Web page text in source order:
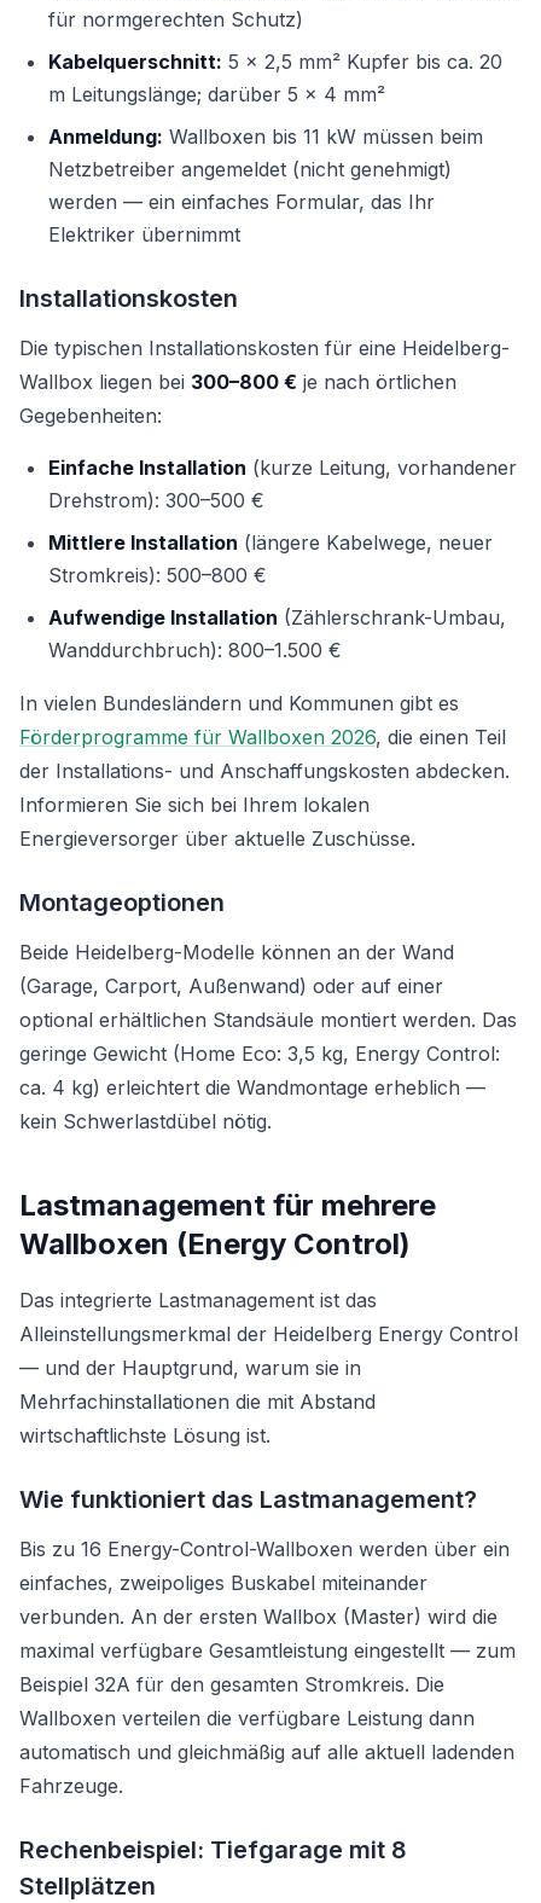
für normgerechten Schutz)
Kabelquerschnitt: 5 × 2,5 mm² Kupfer bis ca. 20
m Leitungslänge; darüber 5 × 4 mm²
Anmeldung: Wallboxen bis 11 kW müssen beim
Netzbetreiber angemeldet (nicht genehmigt)
werden — ein einfaches Formular, das Ihr
Elektriker übernimmt
Installationskosten
Die typischen Installationskosten für eine Heidelberg-
Wallbox liegen bei 300–800 € je nach örtlichen
Gegebenheiten:
Einfache Installation (kurze Leitung, vorhandener
Drehstrom): 300–500 €
Mittlere Installation (längere Kabelwege, neuer
Stromkreis): 500–800 €
Aufwendige Installation (Zählerschrank-Umbau,
Wanddurchbruch): 800–1.500 €
In vielen Bundesländern und Kommunen gibt es
Förderprogramme für Wallboxen 2026, die einen Teil
der Installations- und Anschaffungskosten abdecken.
Informieren Sie sich bei Ihrem lokalen
Energieversorger über aktuelle Zuschüsse.
Montageoptionen
Beide Heidelberg-Modelle können an der Wand
(Garage, Carport, Außenwand) oder auf einer
optional erhältlichen Standsäule montiert werden. Das
geringe Gewicht (Home Eco: 3,5 kg, Energy Control:
ca. 4 kg) erleichtert die Wandmontage erheblich —
kein Schwerlastdübel nötig.
Lastmanagement für mehrere
Wallboxen (Energy Control)
Das integrierte Lastmanagement ist das
Alleinstellungsmerkmal der Heidelberg Energy Control
— und der Hauptgrund, warum sie in
Mehrfachinstallationen die mit Abstand
wirtschaftlichste Lösung ist.
Wie funktioniert das Lastmanagement?
Bis zu 16 Energy-Control-Wallboxen werden über ein
einfaches, zweipoliges Buskabel miteinander
verbunden. An der ersten Wallbox (Master) wird die
maximal verfügbare Gesamtleistung eingestellt — zum
Beispiel 32A für den gesamten Stromkreis. Die
Wallboxen verteilen die verfügbare Leistung dann
automatisch und gleichmäßig auf alle aktuell ladenden
Fahrzeuge.
Rechenbeispiel: Tiefgarage mit 8
Stellplätzen